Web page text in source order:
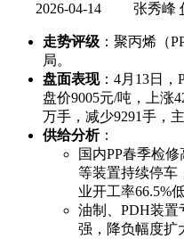
2026-04-14 张秀峰
走势评级 ：聚丙烯（
局。
盘面表现：4月13日，
盘价9005元/吨，上涨
万手，减少9291手，
供给分析：
国内PP春季检
等装置持续停车
业开工率66.5%低
油制、PDH装置
强，降负幅度扩